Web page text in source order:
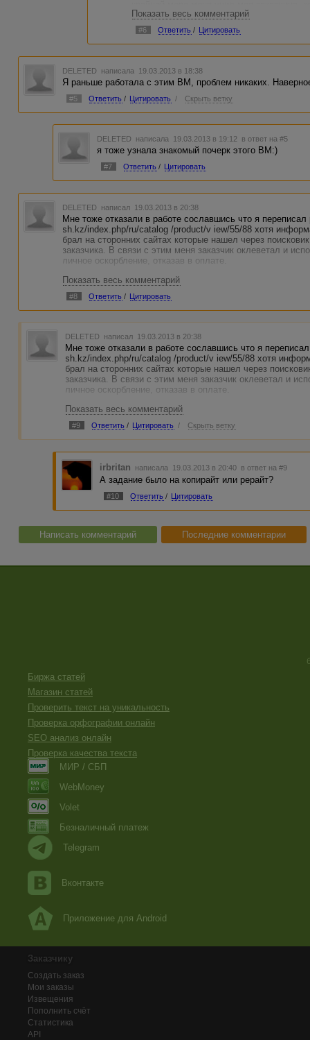
не одну)
В любом случае, если Вы абсолютно
PS между прочим моя реплика
Показать весь комментарий
#6 Ответить / Цитировать
DELETED написала 19.03.2013 в 18:38
Я раньше работала с этим ВМ, проблем никаких.
#5 Ответить / Цитировать / Скрыть ветку
DELETED написала 19.03.2013 в 19:12 в ответ на #5
я тоже узнала знакомый почерк этого ВМ:)
#7 Ответить / Цитировать
DELETED написал 19.03.2013 в 20:38
Мне тоже отказали в работе сославшись что я переписал
sh.kz/index.php/ru/catalog /product/v iew/55/88 хотя
брал на сторонних сайтах которые нашел через
заказчика. В связи с этим меня заказчик оклеветал и
личное оскорбление, отказав в оплате.
Показать весь комментарий
#8 Ответить / Цитировать
DELETED написал 19.03.2013 в 20:38
Мне тоже отказали в работе сославшись что я
sh.kz/index.php/ru/catalog /product/v iew/55/88 хотя
брал на сторонних сайтах которые нашел через
заказчика. В связи с этим меня заказчик оклеветал и
личное оскорбление, отказав в оплате.
Показать весь комментарий
#9 Ответить / Цитировать / Скрыть ветку
irbritan написала 19.03.2013 в 20:40 в ответ на #9
А задание было на копирайт или рерайт?
#10 Ответить / Цитировать
Написать комментарий Последние комментарии
Биржа статей
Магазин статей
Проверить текст на уникальность
Проверка орфографии онлайн
SEO анализ онлайн
Проверка качества текста
МИР / СБП
WebMoney
Volet
Безналичный платеж
Telegram
Вконтакте
Приложение для Android
Заказчику
Создать заказ
Мои заказы
Извещения
Пополнить счёт
Статистика
API